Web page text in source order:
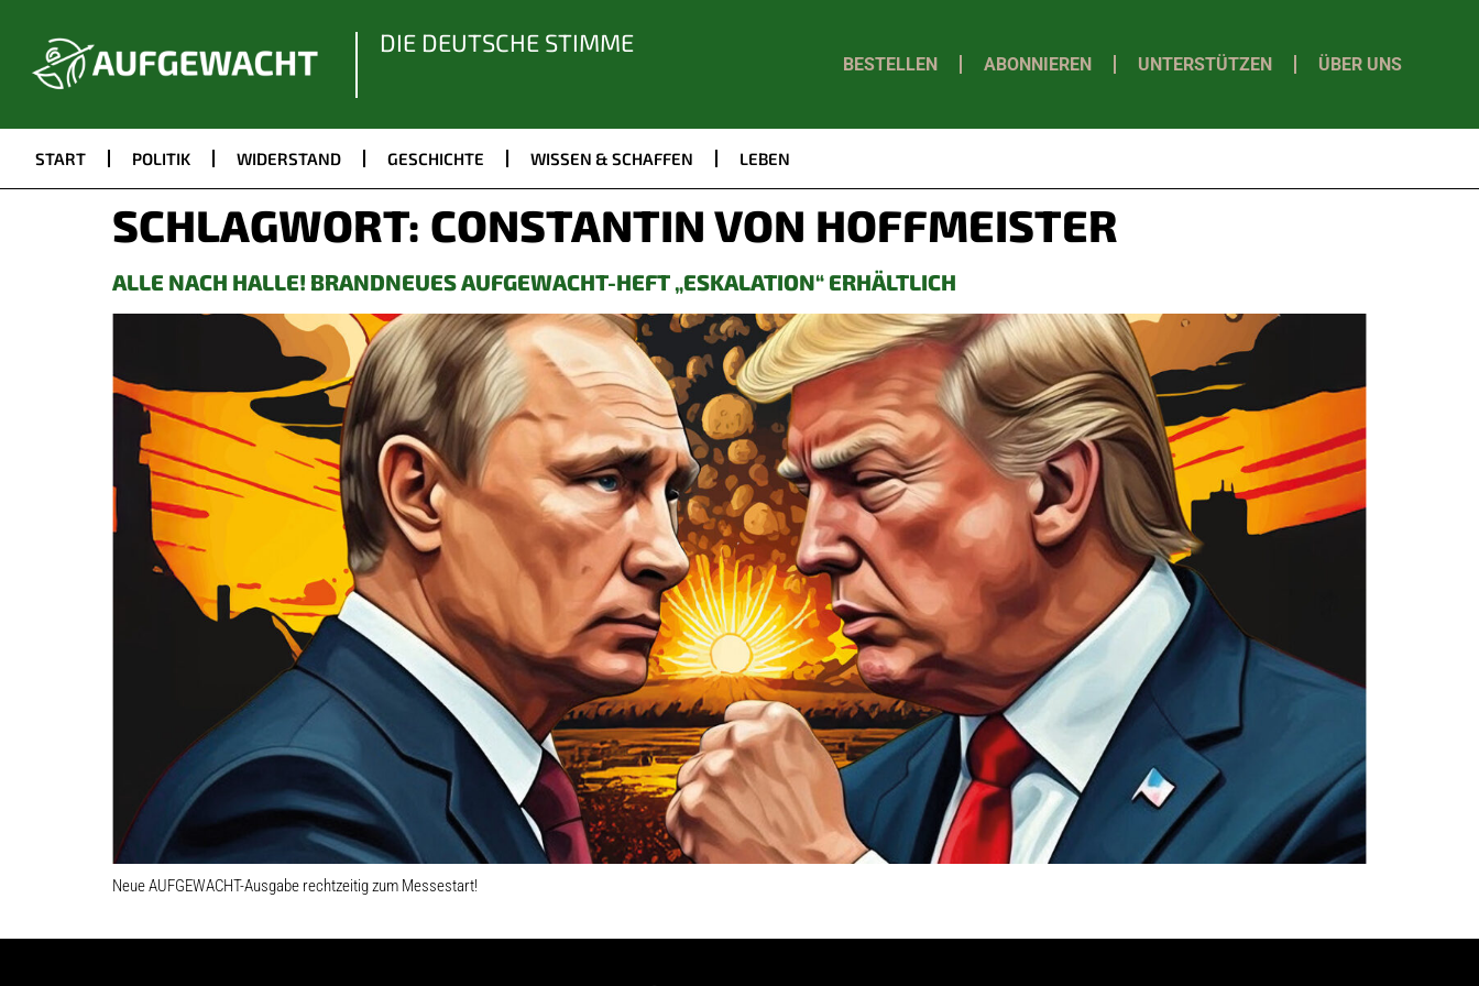
DIE DEUTSCHE STIMME
BESTELLEN ABONNIEREN UNTERSTÜTZEN ÜBER UNS
START POLITIK WIDERSTAND GESCHICHTE WISSEN & SCHAFFEN LEBEN
SCHLAGWORT: CONSTANTIN VON HOFFMEISTER
ALLE NACH HALLE! BRANDNEUES AUFGEWACHT-HEFT „ESKALATION“ ERHÄLTLICH
Neue AUFGEWACHT-Ausgabe rechtzeitig zum Messestart!